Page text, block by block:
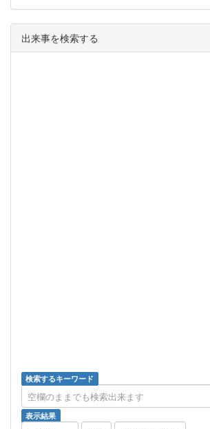
出来事を検索する
検索するキーワード
表示結果